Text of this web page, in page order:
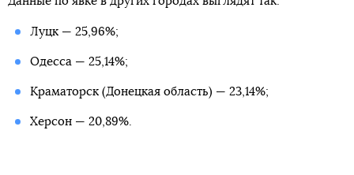
Луцк — 25,96%;
Одесса — 25,14%;
Краматорск (Донецкая область) — 23,14%;
Херсон — 20,89%.